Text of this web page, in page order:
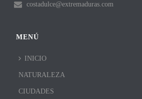
costadulce@extremaduras.com
MENÚ
INICIO
NATURALEZA
CIUDADES